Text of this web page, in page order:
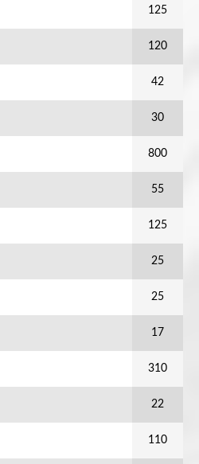
125
120
42
30
800
55
125
25
25
17
310
22
110